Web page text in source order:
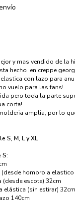
y mas vendido de la
hecho en creppe
con lazo para
vuelo para las fans!
pero toda la parte
corta!
amplia, por lo
S, M, L y XL
S:
hombro a elastico
(desde escote) 32cm
elástica (sin estirar) 32cm
140cm